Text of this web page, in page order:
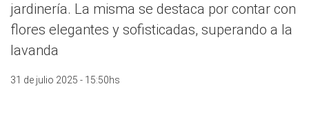
jardinería. La misma se destaca por contar con
flores elegantes y sofisticadas, superando a la
lavanda
31 de julio 2025 - 15:50hs